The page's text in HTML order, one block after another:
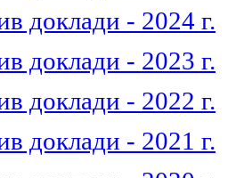
доклади - 2024 г.
доклади - 2023 г.
доклади - 2022 г.
доклади - 2021 г.